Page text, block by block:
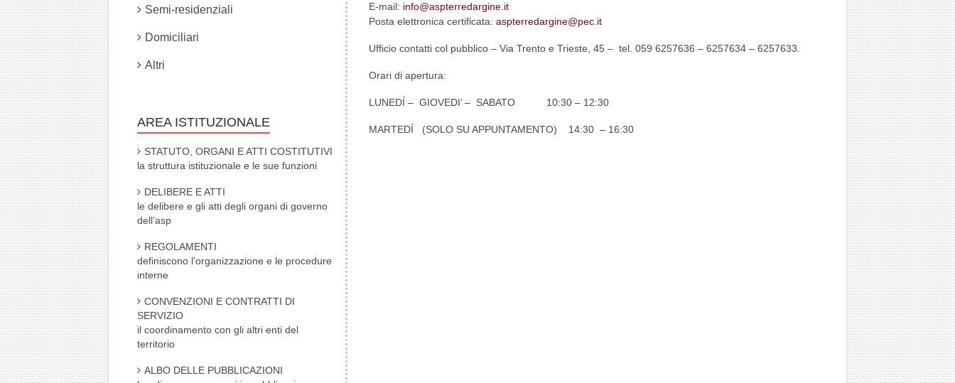
E-mail: info@aspterredargine.it
Posta elettronica certificata:aspterredargine@pec.it
Ufficio contatti col pubblico – Via Trento e Trieste, 45 – tel. 059 6257636 – 6257634 – 6257633.
Orari di apertura:
LUNEDÍ – GIOVEDI’ – SABATO 10:30 – 12:30
MARTEDÍ (SOLO SU APPUNTAMENTO) 14:30 – 16:30
Semi-residenziali
Domiciliari
Altri
AREA ISTITUZIONALE
STATUTO, ORGANI E ATTI COSTITUTIVI
la struttura istituzionale e le sue funzioni
DELIBERE E ATTI
le delibere e gli atti degli organi di governo
dell’asp
REGOLAMENTI
definiscono l’organizzazione e le procedure
interne
CONVENZIONI E CONTRATTI DI
SERVIZIO
il coordinamento con gli altri enti del
territorio
ALBO DELLE PUBBLICAZIONI